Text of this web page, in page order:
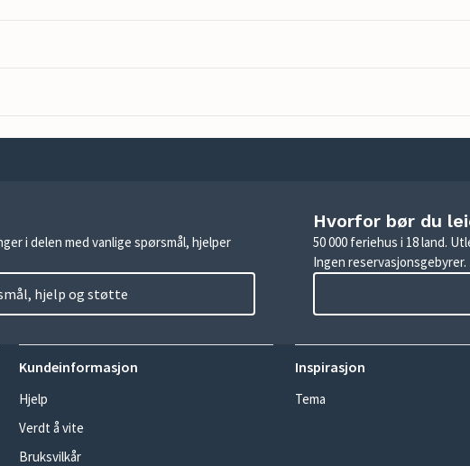
i delen med vanlige spørsmål, hjelper
hjelp og støtte
Hvorfor bør du
50 000 feriehus i 18 land.
Ingen reservasjonsgebyrer.
Kundeinformasjon
Hjelp
Verdt å vite
Bruksvilkår
Inspirasjon
Tema